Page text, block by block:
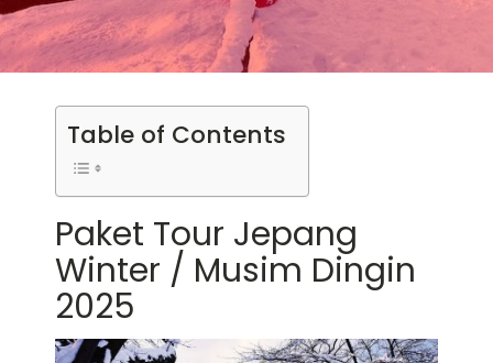
Table of Contents
Paket Tour Jepang
Winter / Musim Dingin
2025